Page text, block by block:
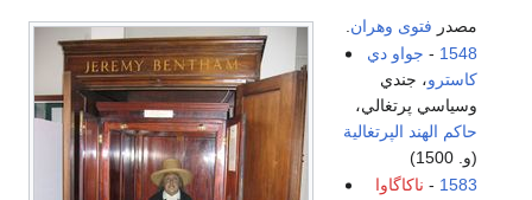
مصدر فتوى وهران
1548
- جواو دي
كاسترو، جندي
وسياسي پرتغالي،
حاكم الهند الپرتغالية
(و. 1500)
1583
- ناكاگاوا